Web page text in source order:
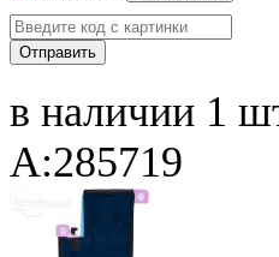
в наличии 1
A:285719